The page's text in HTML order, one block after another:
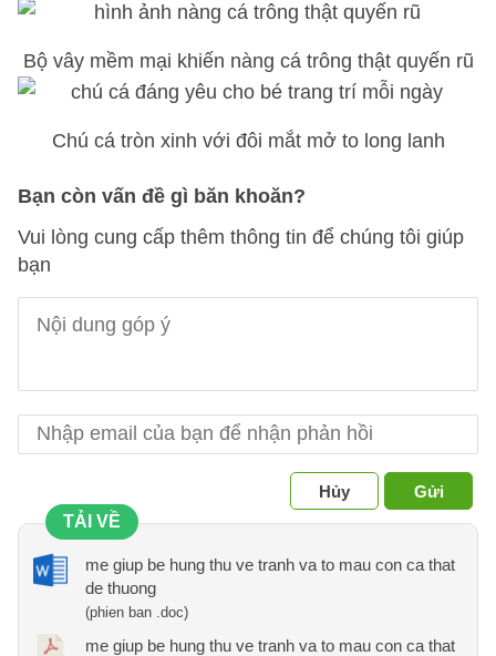
Bộ vây mềm mại khiến nàng cá trông thật quyến rũ
Chú cá tròn xinh với đôi mắt mở to long lanh
Bạn còn vấn đề gì băn khoăn?
Vui lòng cung cấp thêm thông tin để chúng tôi giúp
bạn
Hủy
Gửi
TẢI VỀ
me giup be hung thu ve tranh va to mau con ca that
de thuong
(phien ban .doc)
me giup be hung thu ve tranh va to mau con ca that